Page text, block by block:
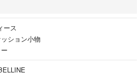
ース
ション小物